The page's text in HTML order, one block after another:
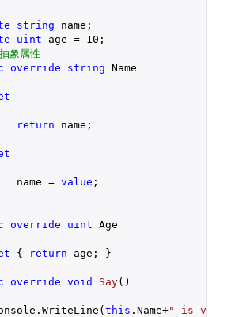
string name;
uint age = 10 ;
象属性
override string Name
return name;
name =
value ;
override uint Age
{ return age; }
override void Say( )
this .Name+" is very